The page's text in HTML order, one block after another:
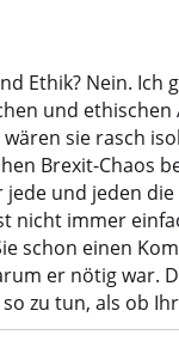
Ethik? Nein.
und
sie rasch
Brexit-Chaos
und jeden
nicht immer
schon einen
er nötig war.
zu tun, als ob